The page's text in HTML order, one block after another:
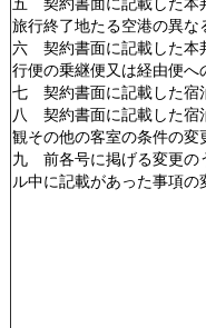
旅行終了地たる空港の異な
六 契約書面に記載した本
行便の乗継便又は経由便へ
七 契約書面に記載した宿
八 契約書面に記載した宿
観その他の客室の条件の変
九 前各号に掲げる変更の
ル中に記載があった事項の